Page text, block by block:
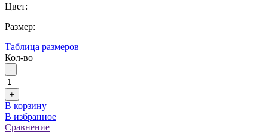
Цвет:
Размер:
Таблица размеров
Кол-во
-
+
В корзину
В избранное
Сравнение